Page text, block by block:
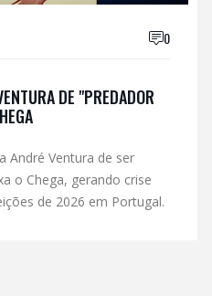
0
DE "PREDADOR
André Ventura de ser
o Chega, gerando crise
de 2026 em Portugal.